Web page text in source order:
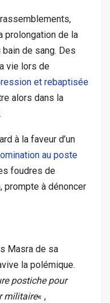
prolongation de la
de sang. Des
vie lors de
et rebaptisée
alors dans la
.
à la faveur d’un
au poste
foudres de
prompte à dénoncer
Masra de sa
la polémique.
postiche pour
militaire« ,